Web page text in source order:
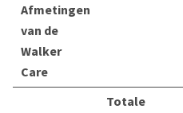
Afmetingen
van de
Walker
Care
Totale